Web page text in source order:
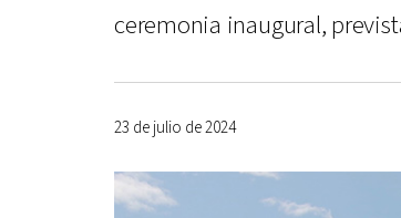
ceremonia inaugural,
23 de julio de 2024